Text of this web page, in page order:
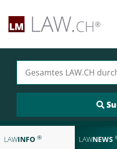
LAWINFO ® LAWNEWS